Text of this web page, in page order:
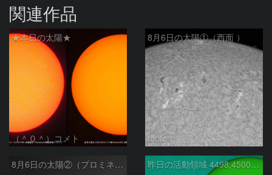
関連作品
★本日の太陽★
（＾０＾）コメト
8月6日の太陽①（西面 ）
toritori
8月6日の太陽②（プロミネン北東縁 ） 昨日の活動領域 4498,4500：2026/08/05